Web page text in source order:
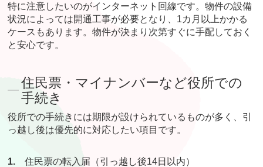
特に注意したいのがインターネット回線です。物件の設備
状況によっては開通工事が必要となり、1カ月以上かかる
ケースもあります。物件が決まり次第すぐに手配しておく
と安心です。
住民票・マイナンバーなど役所での
手続き
役所での手続きには期限が設けられているものが多く、引
っ越し後は優先的に対応したい項目です。
1.
住民票の転入届（引っ越し後14日以内）